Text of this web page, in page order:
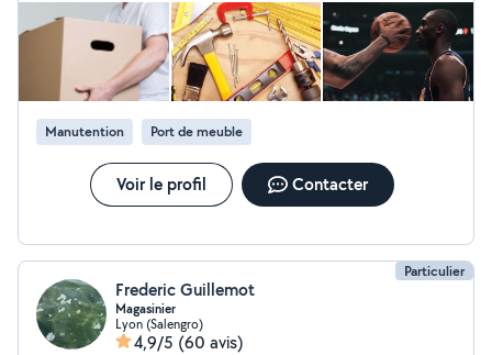
remplaçant au top. Je recommande vivement ! Merci Romain
sans toi j'étais dans la m... :-)
Manutention Port de meuble
Voir le profil Contacter
Particulier
Frederic Guillemot
Magasinier
Lyon (Salengro)
4,9/5 (60 avis)